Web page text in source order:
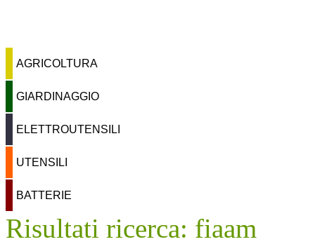
AGRICOLTURA
GIARDINAGGIO
ELETTROUTENSILI
UTENSILI
BATTERIE
Risultati ricerca: fiaam